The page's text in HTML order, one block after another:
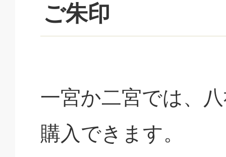
ご朱印
一宮か二宮では、
購入できます。